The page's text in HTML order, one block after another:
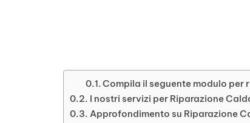
Compila il seguente modulo per
I nostri servizi per Riparazione
Approfondimento su Riparazione